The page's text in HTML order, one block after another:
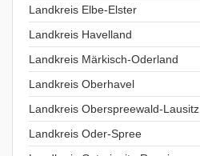
Landkreis Elbe-Elster
Landkreis Havelland
Landkreis Märkisch-Oderland
Landkreis Oberhavel
Landkreis Oberspreewald-Lausitz
Landkreis Oder-Spree